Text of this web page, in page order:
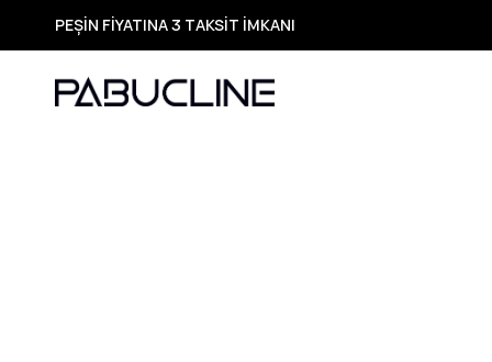
PEŞİN FİYATINA 3 TAKSİT İMKANI
TÜM ÜRÜNLERDE ÜCRETSİZ KARGO
Yeni Sezon Ürünlerde Özel Fırsatlar
Seçili Ürünlerde Hızlı Teslimat